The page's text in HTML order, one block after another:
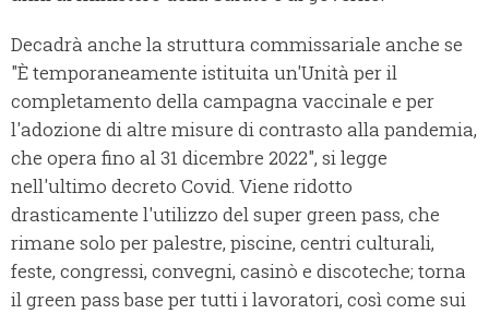
Decadrà anche la struttura commissariale anche se
"È temporaneamente istituita un'Unità per il
completamento della campagna vaccinale e per
l'adozione di altre misure di contrasto alla pandemia,
che opera fino al 31 dicembre 2022", si legge
nell'ultimo decreto Covid. Viene ridotto
drasticamente l'utilizzo del super green pass, che
rimane solo per palestre, piscine, centri culturali,
feste, congressi, convegni, casinò e discoteche; torna
il green pass base per tutti i lavoratori, così come sui